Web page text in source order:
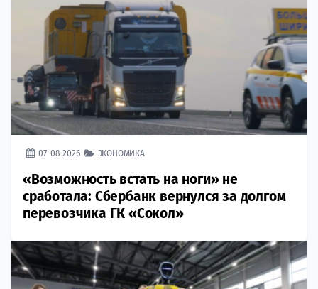
07-08-2026 ЭКОНОМИКА
«Возможность встать на ноги» не
сработала: Сбербанк вернулся за долгом
перевозчика ГК «Сокол»